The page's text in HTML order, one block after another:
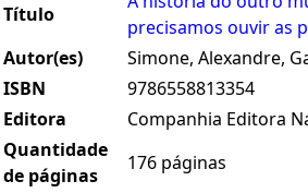
Título
precisamos ouvir as
Autor(es)
Simone, Alexandre,
ISBN
9786558813354
Editora
Companhia Editora
Quantidade
de páginas
176 páginas